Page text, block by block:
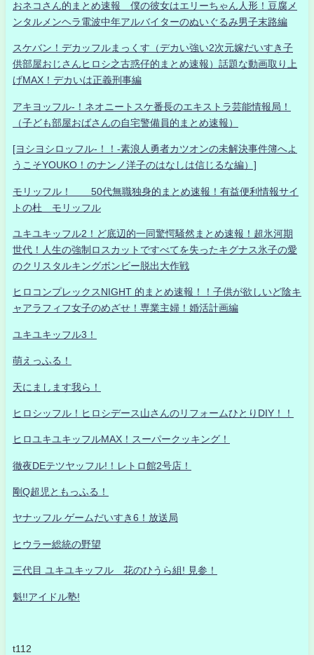
おネコさん的まとめ速報 僕の彼女はエリーちゃん人形！豆腐メ
ンタルメンヘラ電波中年アルバイターのぬいぐるみ男子末路編
スケバン！デカッフルまっくす（デカい強い2次元嫁だいすき子
供部屋おじさんヒロシ之古惑仔的まとめ速報）話題な動画取り上
げMAX！デカいは正義刑事編
アキヨッフル-！ネオニートスケ番長のエキストラ芸能情報局！
（子ども部屋おばさんの自宅警備員的まとめ速報）
[ヨシヨシロッフル-！！-素浪人勇者カツオンの未解決事件簿へよ
うこそYOUKO！のナンノ洋子のはなしは信じるな編）]
モリッフル！ 50代無職独身的まとめ速報！有益便利情報サイ
トの杜 モリッフル
ユキユキッフル2！ど底辺的一同驚愕騒然まとめ速報！超氷河期
世代！人生の強制ロスカットですべてを失ったキグナス氷子の愛
のクリスタルキングボンビー脱出大作戦
ヒロコンプレックスNIGHT 的まとめ速報！！子供が欲しいど陰キ
ャアラフィフ女子のめざせ！専業主婦！婚活計画編
ユキユキッフル3！
萌えっふる！
天にまします我ら！
ヒロシッフル！ヒロシデース山さんのリフォームひとりDIY！！
ヒロユキユキッフルMAX！スーパークッキング！
徹夜DEテツヤッフル!！レトロ館2号店！
剛Q超児ともっふる！
ヤナッフル ゲームだいすき6！放送局
ヒウラー総統の野望
三代目 ユキユキッフル 花のひうら組! 見参！
魁!!アイドル塾!
t112